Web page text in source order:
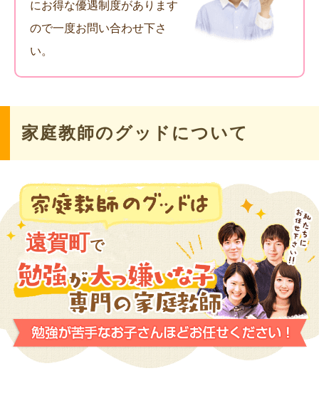
にお得な優遇制度があります
ので一度お問い合わせ下さ
い。
家庭教師のグッドについて
遠賀町で